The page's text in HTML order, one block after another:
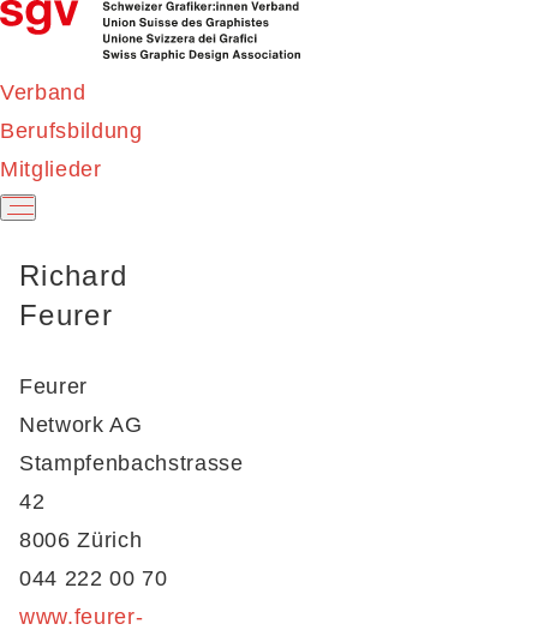
Verband
Berufsbildung
Mitglieder
Richard
Feurer
Feurer
Network AG
Stampfenbachstrasse
42
8006 Zürich
044 222 00 70
www.feurer-